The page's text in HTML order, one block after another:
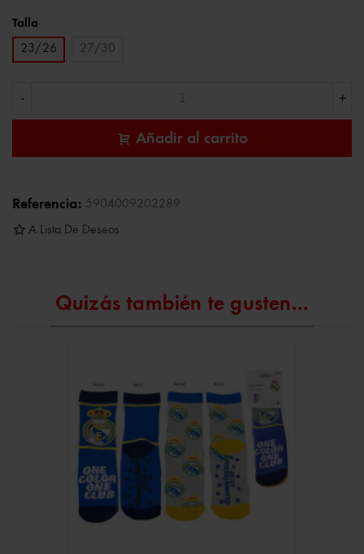
Talla
23/26
27/30
- +
Añadir al carrito
Referencia: 5904009202289
A Lista De Deseos
Quizás también te gusten...